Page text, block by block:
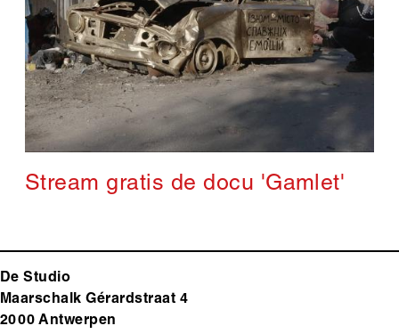
Stream gratis de docu 'Gamlet'
De Studio
Maarschalk Gérardstraat 4
2000 Antwerpen